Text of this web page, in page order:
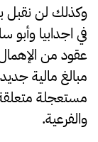
وكذلك لن نقبل
في اجدابيا
عقود من
مبالغ مالية
مستعجلة
والفرعية.